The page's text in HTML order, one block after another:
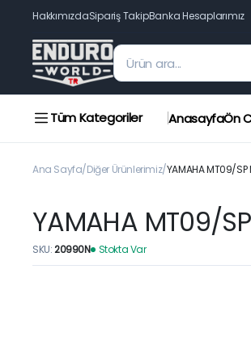
HakkımızdaSipariş TakipBanka Hesaplarımız
Tüm Kategoriler AnasayfaÖn
Ana Sayfa Diğer Ürünlerimiz YAMAHA MT09/SP
YAMAHA MT09/
SKU:20990N Stokta Var